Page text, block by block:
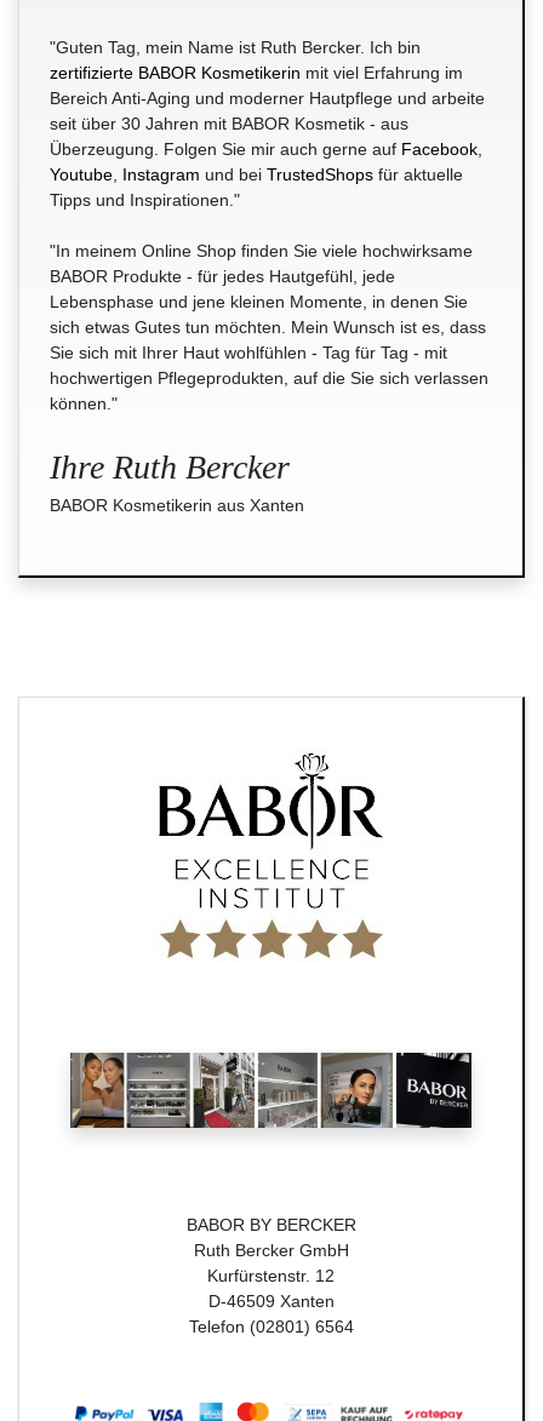
"Guten Tag, mein Name ist Ruth Bercker. Ich bin
zertifizierte BABOR Kosmetikerin mit viel Erfahrung im
Bereich Anti-Aging und moderner Hautpflege und arbeite
seit über 30 Jahren mit BABOR Kosmetik - aus
Überzeugung. Folgen Sie mir auch gerne auf Facebook
Youtube Instagram und bei TrustedShops für aktuelle
Tipps und Inspirationen."
"In meinem Online Shop finden Sie viele hochwirksame
BABOR Produkte - für jedes Hautgefühl, jede
Lebensphase und jene kleinen Momente, in denen Sie
sich etwas Gutes tun möchten. Mein Wunsch ist es, dass
Sie sich mit Ihrer Haut wohlfühlen - Tag für Tag - mit
hochwertigen Pflegeprodukten, auf die Sie sich verlassen
können."
Ihre Ruth Bercker
BABOR Kosmetikerin aus Xanten
BABOR BY BERCKER
Ruth Bercker GmbH
Kurfürstenstr. 12
D-46509 Xanten
Telefon (02801) 6564